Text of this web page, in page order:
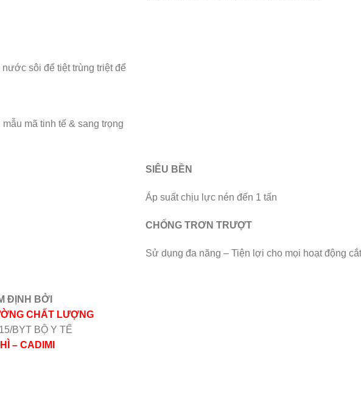
sôi để tiệt trùng triệt để
mã tinh tế & sang trọng
SIÊU BỀN
Áp suất chịu lực nén đến 1 tấn
CHỐNG TRƠN TRƯỢT
Sử dụng đa năng – Tiện lợi cho mọi hoạt động
ĐỊNH BỞI
CHẤT LƯỢNG
BYT BỘ Y TẾ
– CADIMI